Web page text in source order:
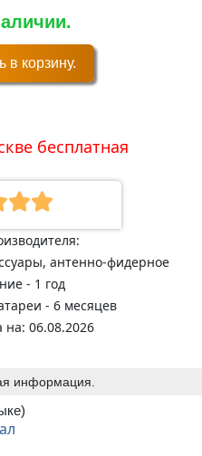
в корзину.
бесплатная
антенно-фидерное
- 1 год
- 6 месяцев
на: 06.08.2026
информация.